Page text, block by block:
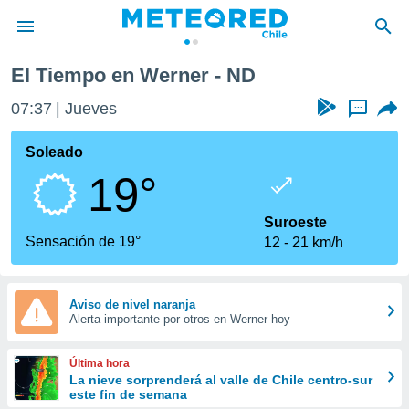
de
por
que se
calidad.
a este
las
y
forma
digital
basada
El Tiempo en Werner - ND
07:37 Jueves ...
Soleado
19°
Sensación de 19°
Suroeste
12
21 km/h
Aviso de nivel naranja
Alerta importante por otros en Werner hoy
Última hora
La nieve sorprenderá al valle de Chile centro-sur
este fin de semana